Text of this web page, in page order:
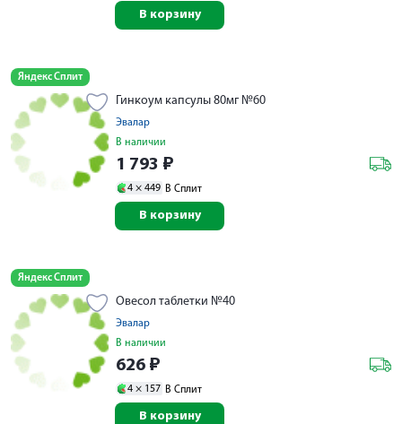
В корзину
Яндекс Сплит
Гинкоум капсулы 80мг №60
Эвалар
В наличии
1 793 ₽
4 × 449 В Сплит
В корзину
Яндекс Сплит
Овесол таблетки №40
Эвалар
В наличии
626 ₽
4 × 157 В Сплит
В корзину